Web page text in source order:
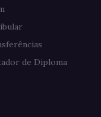
de Diploma